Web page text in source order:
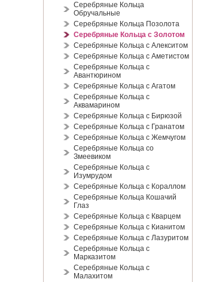
Серебряные Кольца
Обручальные
Серебряные Кольца Позолота
Серебряные Кольца с Золотом
Серебряные Кольца с Алекситом
Серебряные Кольца с Аметистом
Серебряные Кольца с
Авантюрином
Серебряные Кольца с Агатом
Серебряные Кольца с
Аквамарином
Серебряные Кольца с Бирюзой
Серебряные Кольца с Гранатом
Серебряные Кольца с Жемчугом
Серебряные Кольца со
Змеевиком
Серебряные Кольца с
Изумрудом
Серебряные Кольца с Кораллом
Серебряные Кольца Кошачий
Глаз
Серебряные Кольца с Кварцем
Серебряные Кольца с Кианитом
Серебряные Кольца с Лазуритом
Серебряные Кольца с
Марказитом
Серебряные Кольца с
Малахитом
обручальное золотое
Кольцо обручальное
"...
575,00 €*